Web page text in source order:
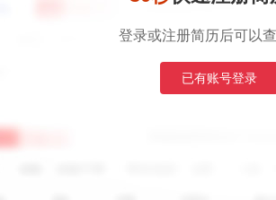
登录或注册简历后可以
已有账号登录